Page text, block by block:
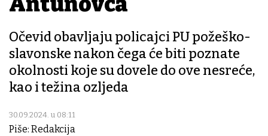
Očevid obavljaju policajci PU požeško-
slavonske nakon čega će biti poznate
okolnosti koje su dovele do ove nesreće,
kao i težina ozljeda
30.09.2024. u 08:11
Piše: Redakcija